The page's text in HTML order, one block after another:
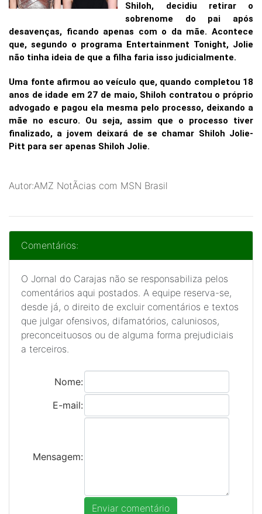
Shiloh, decidiu retirar o
sobrenome do pai após
desavenças, ficando apenas com o da mãe. Acontece
que, segundo o programa Entertainment Tonight, Jolie
não tinha ideia de que a filha faria isso judicialmente.
Uma fonte afirmou ao veículo que, quando completou 18
anos de idade em 27 de maio, Shiloh contratou o próprio
advogado e pagou ela mesma pelo processo, deixando a
mãe no escuro. Ou seja, assim que o processo tiver
finalizado, a jovem deixará de se chamar Shiloh Jolie-
Pitt para ser apenas Shiloh Jolie.
Autor:AMZ NotÃ­cias com MSN Brasil
Comentários:
O Jornal do Carajas não se responsabiliza pelos
comentários aqui postados. A equipe reserva-se,
desde já, o direito de excluir comentários e textos
que julgar ofensivos, difamatórios, caluniosos,
preconceituosos ou de alguma forma prejudiciais
a terceiros.
Nome:
E-mail:
Mensagem: